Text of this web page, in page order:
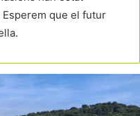
Esperem que el futur